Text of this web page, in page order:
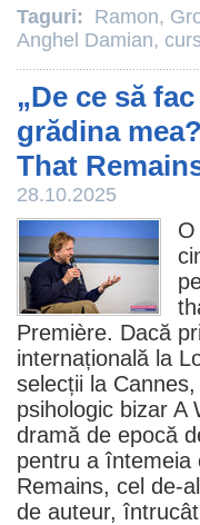
Taguri: Ramon,
Anghel Damian,
„De ce să
grădina
That
28.10.2025
Première. Dacă
internațională la
selecții la
psihologic bizar A
dramă de epocă
pentru a întemeia
Remains, cel de-
de auteur,